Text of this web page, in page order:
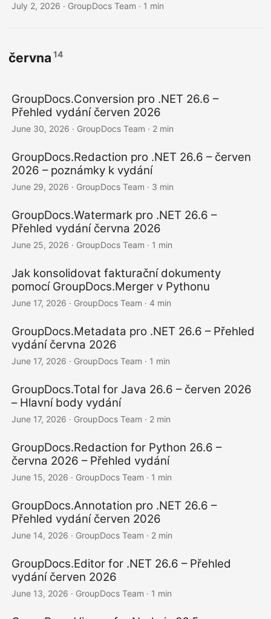
July 2, 2026 · GroupDocs Team · 1 min
června 14
GroupDocs.Conversion pro .NET 26.6 –
Přehled vydání červen 2026
June 30, 2026 · GroupDocs Team · 2 min
GroupDocs.Redaction pro .NET 26.6 – červen
2026 – poznámky k vydání
June 29, 2026 · GroupDocs Team · 3 min
GroupDocs.Watermark pro .NET 26.6 –
Přehled vydání června 2026
June 25, 2026 · GroupDocs Team · 1 min
Jak konsolidovat fakturační dokumenty
pomocí GroupDocs.Merger v Pythonu
June 17, 2026 · GroupDocs Team · 4 min
GroupDocs.Metadata pro .NET 26.6 – Přehled
vydání června 2026
June 17, 2026 · GroupDocs Team · 1 min
GroupDocs.Total for Java 26.6 – červen 2026
– Hlavní body vydání
June 17, 2026 · GroupDocs Team · 2 min
GroupDocs.Redaction for Python 26.6 –
června 2026 – Přehled vydání
June 15, 2026 · GroupDocs Team · 1 min
GroupDocs.Annotation pro .NET 26.6 –
Přehled vydání červen 2026
June 14, 2026 · GroupDocs Team · 2 min
GroupDocs.Editor for .NET 26.6 – Přehled
vydání červen 2026
June 13, 2026 · GroupDocs Team · 1 min